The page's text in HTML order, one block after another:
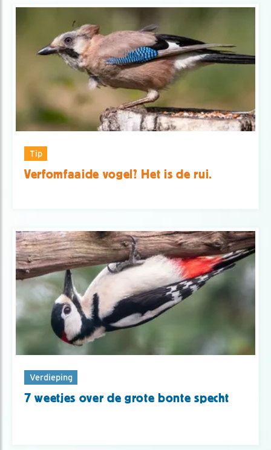
Tip
Verfomfaaide vogel? Het is de rui.
Verdieping
7 weetjes over de grote bonte specht